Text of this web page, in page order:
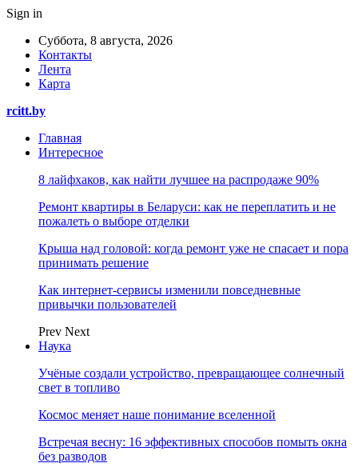
Sign in
Суббота, 8 августа, 2026
Контакты
Лента
Карта
rcitt.by
Главная
Интересное
8 лайфхаков, как найти лучшее на распродаже 90%
Ремонт квартиры в Беларуси: как не переплатить и не
пожалеть о выборе отделки
Крыша над головой: когда ремонт уже не спасает и пора
принимать решение
Как интернет-сервисы изменили повседневные
привычки пользователей
Prev Next
Наука
Учёные создали устройство, превращающее солнечный
свет в топливо
Космос меняет наше понимание вселенной
Встречая весну: 16 эффективных способов помыть окна
без разводов